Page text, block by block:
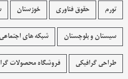
تورم حقوق فناوری خوزستان
سیستان و بلوچستان شبکه های اجتماعی
طراحی گرافیکی فروشگاه محصولات